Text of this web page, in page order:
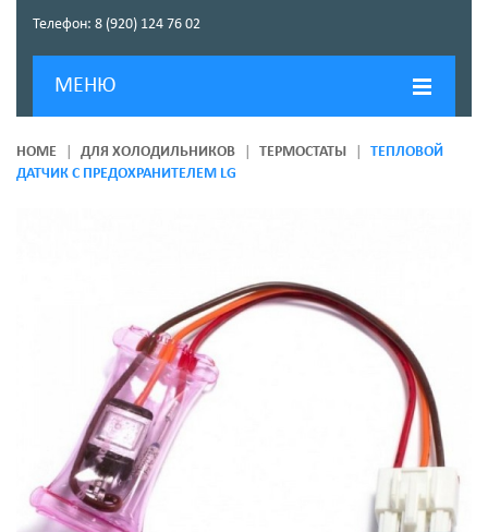
Телефон: 8 (920) 124 76 02
МЕНЮ
ГЛАВНАЯ
HOME ДЛЯ ХОЛОДИЛЬНИКОВ ТЕРМОСТАТЫ
ТЕПЛОВОЙ
ДАТЧИК С ПРЕДОХРАНИТЕЛЕМ LG